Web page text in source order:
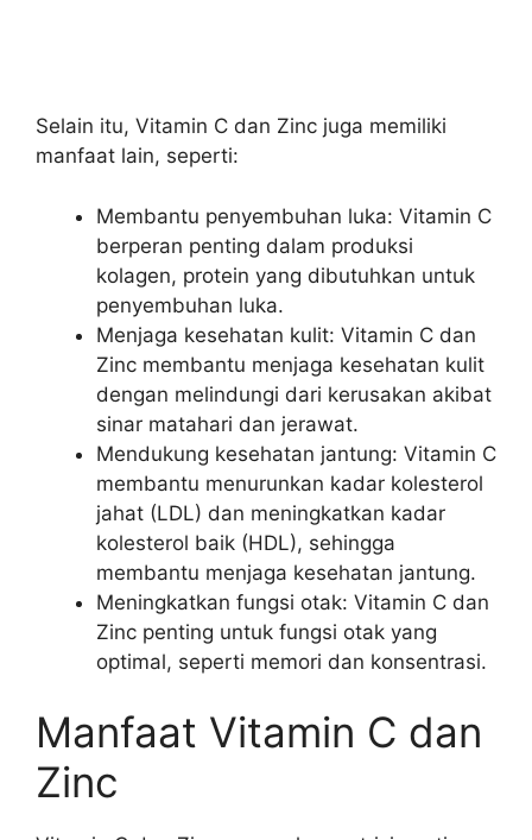
Selain itu, Vitamin C dan Zinc juga memiliki
manfaat lain, seperti:
Membantu penyembuhan luka: Vitamin C
berperan penting dalam produksi
kolagen, protein yang dibutuhkan untuk
penyembuhan luka.
Menjaga kesehatan kulit: Vitamin C dan
Zinc membantu menjaga kesehatan kulit
dengan melindungi dari kerusakan akibat
sinar matahari dan jerawat.
Mendukung kesehatan jantung: Vitamin C
membantu menurunkan kadar kolesterol
jahat (LDL) dan meningkatkan kadar
kolesterol baik (HDL), sehingga
membantu menjaga kesehatan jantung.
Meningkatkan fungsi otak: Vitamin C dan
Zinc penting untuk fungsi otak yang
optimal, seperti memori dan konsentrasi.
Manfaat Vitamin C dan
Zinc